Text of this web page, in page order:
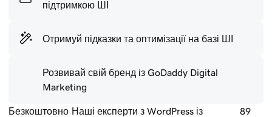
підтримкою ШІ
Отримуй підказки та оптимізації на базі ШІ
Розвивай свій бренд із GoDaddy Digital
Marketing
Безкоштовно Наші експерти з WordPress із
89